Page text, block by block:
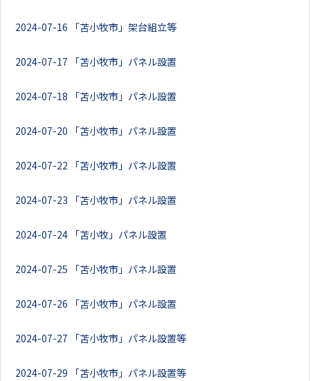
2024-07-16 「苫小牧市」架台組立等
2024-07-17 「苫小牧市」パネル設置
2024-07-18 「苫小牧市」パネル設置
2024-07-20 「苫小牧市」パネル設置
2024-07-22 「苫小牧市」パネル設置
2024-07-23 「苫小牧市」パネル設置
2024-07-24 「苫小牧」パネル設置
2024-07-25 「苫小牧市」パネル設置
2024-07-26 「苫小牧市」パネル設置
2024-07-27 「苫小牧市」パネル設置等
2024-07-29 「苫小牧市」パネル設置等